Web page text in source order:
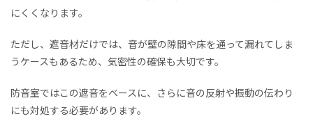
にくくなります。
ただし、遮音材だけでは、音が壁の隙間や床を通って漏れてしま
うケースもあるため、気密性の確保も大切です。
防音室ではこの遮音をベースに、さらに音の反射や振動の伝わり
にも対処する必要があります。